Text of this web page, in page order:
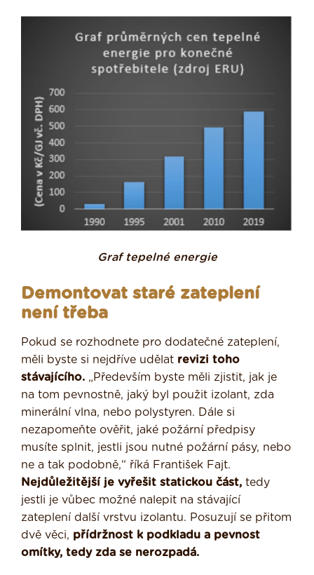
Graf tepelné energie
Demontovat staré zateplení
není třeba
Pokud se rozhodnete pro dodatečné zateplení,
měli byste si nejdříve udělat revizi toho
stávajícího. „Především byste měli zjistit, jak je
na tom pevnostně, jaký byl použit izolant, zda
minerální vlna, nebo polystyren. Dále si
nezapomeňte ověřit, jaké požární předpisy
musíte splnit, jestli jsou nutné požární pásy, nebo
ne a tak podobně,“ říká František Fajt.
Nejdůležitější je vyřešit statickou část, tedy
jestli je vůbec možné nalepit na stávající
zateplení další vrstvu izolantu. Posuzují se přitom
dvě věci, přídržnost k podkladu a pevnost
omítky, tedy zda se nerozpadá.